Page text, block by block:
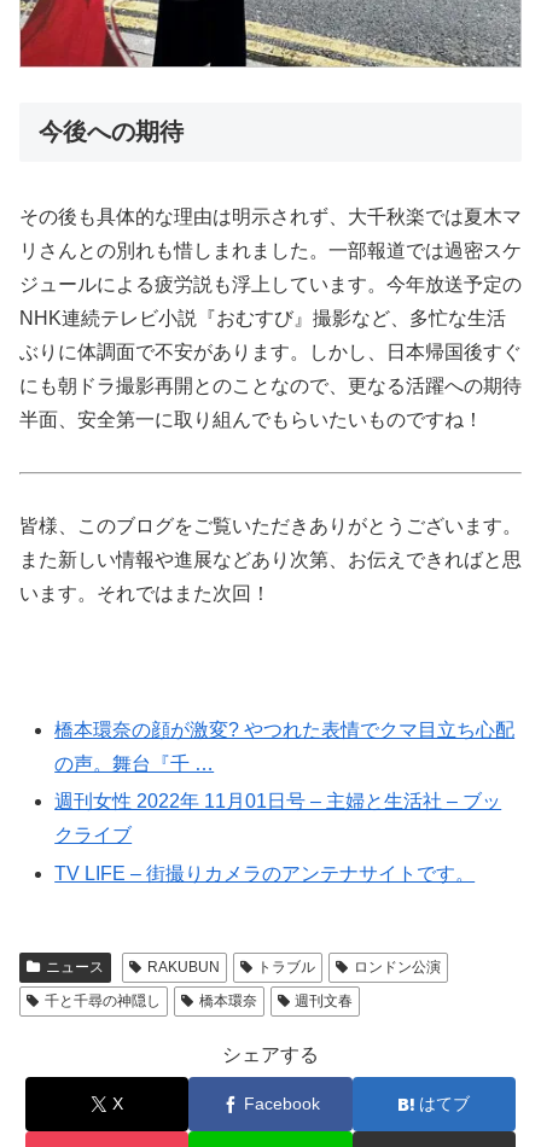
今後への期待
その後も具体的な理由は明示されず、大千秋楽では夏木マ
リさんとの別れも惜しまれました。一部報道では過密スケ
ジュールによる疲労説も浮上しています。今年放送予定の
NHK連続テレビ小説『おむすび』撮影など、多忙な生活
ぶりに体調面で不安があります。しかし、日本帰国後すぐ
にも朝ドラ撮影再開とのことなので、更なる活躍への期待
半面、安全第一に取り組んでもらいたいものですね！
皆様、このブログをご覧いただきありがとうございます。
また新しい情報や進展などあり次第、お伝えできればと思
います。それではまた次回！
橋本環奈の顔が激変? やつれた表情でクマ目立ち心配
の声。舞台『千 …
週刊女性 2022年 11月01日号 – 主婦と生活社 – ブッ
クライブ
TV LIFE – 街撮りカメラのアンテナサイトです。
ニュース RAKUBUN トラブル
ロンドン公演
千と千尋の神隠し
橋本環奈 週刊文春
シェアする
X Facebook はてブ